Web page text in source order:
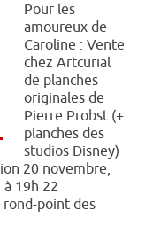
Pour les
amoureux de
Caroline : Vente
chez Artcurial
de planches
originales de
Pierre Probst (+
planches des
studios Disney)
20 novembre,
19h 22
point des